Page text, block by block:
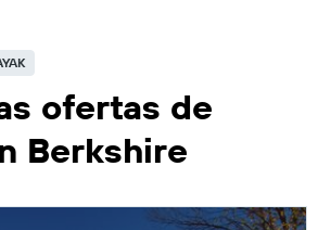
ofertas de
Berkshire